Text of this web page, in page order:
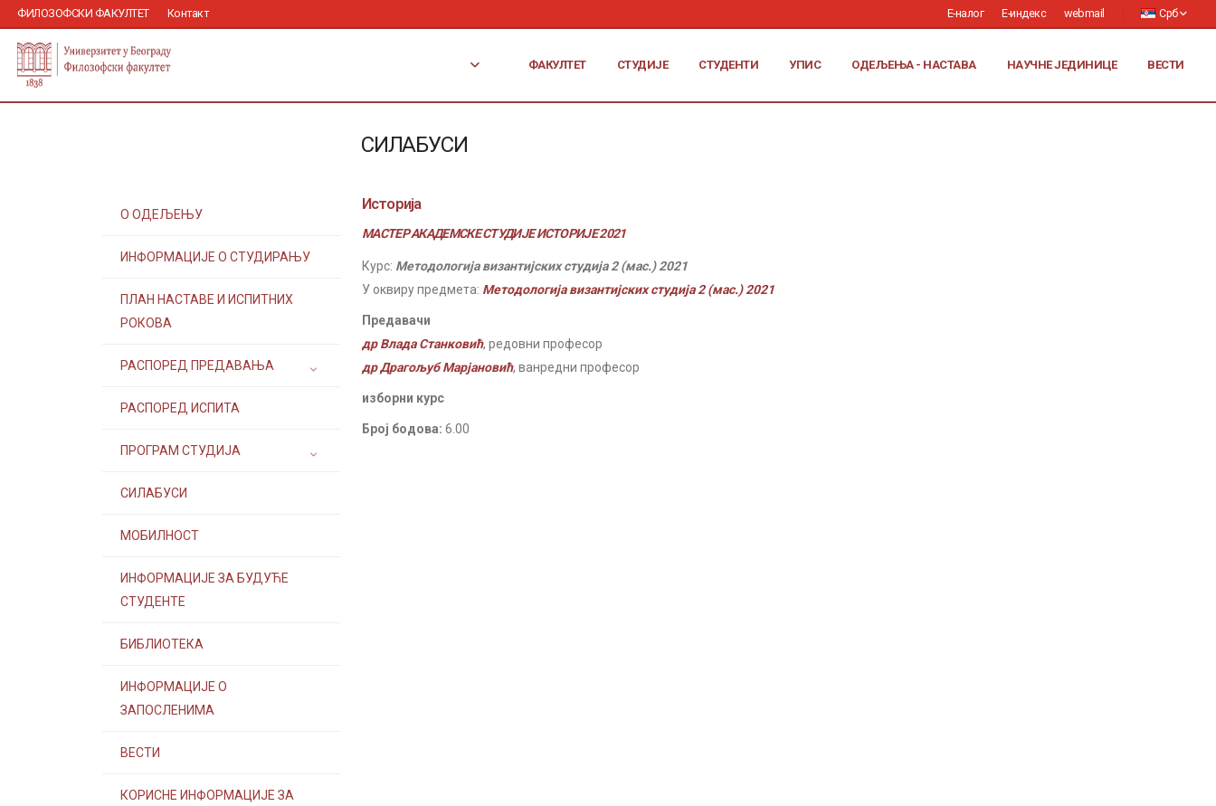
ФИЛОЗОФСКИ ФАКУЛТЕТ Контакт Е-налог Е-индекс webmail Срб
ФАКУЛТЕТ СТУДИЈЕ СТУДЕНТИ УПИС ОДЕЉЕЊА - НАСТАВА НАУЧНЕ ЈЕДИНИЦЕ ВЕСТИ
СИЛАБУСИ
О ОДЕЉЕЊУ
ИНФОРМАЦИЈЕ О СТУДИРАЊУ
ПЛАН НАСТАВЕ И ИСПИТНИХ
РОКОВА
РАСПОРЕД ПРЕДАВАЊА
РАСПОРЕД ИСПИТА
ПРОГРАМ СТУДИЈА
СИЛАБУСИ
МОБИЛНОСТ
ИНФОРМАЦИЈЕ ЗА БУДУЋЕ
СТУДЕНТЕ
БИБЛИОТЕКА
ИНФОРМАЦИЈЕ О
ЗАПОСЛЕНИМА
ВЕСТИ
КОРИСНЕ ИНФОРМАЦИЈЕ ЗА
Историја
МАСТЕР АКАДЕМСКЕ СТУДИЈЕ ИСТОРИЈЕ 2021
Курс: Методологија византијских студија 2 (мас.) 2021
У оквиру предмета: Методологија византијских студија 2 (мас.) 2021
Предавачи
др Влада Станковић, редовни професор
др Драгољуб Марјановић, ванредни професор
изборни курс
Број бодова: 6.00